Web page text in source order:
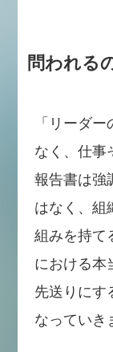
問われる
「リーダ
なく、仕事
報告書は強
はなく、組
組みを持て
における本
先送りにす
なっていき